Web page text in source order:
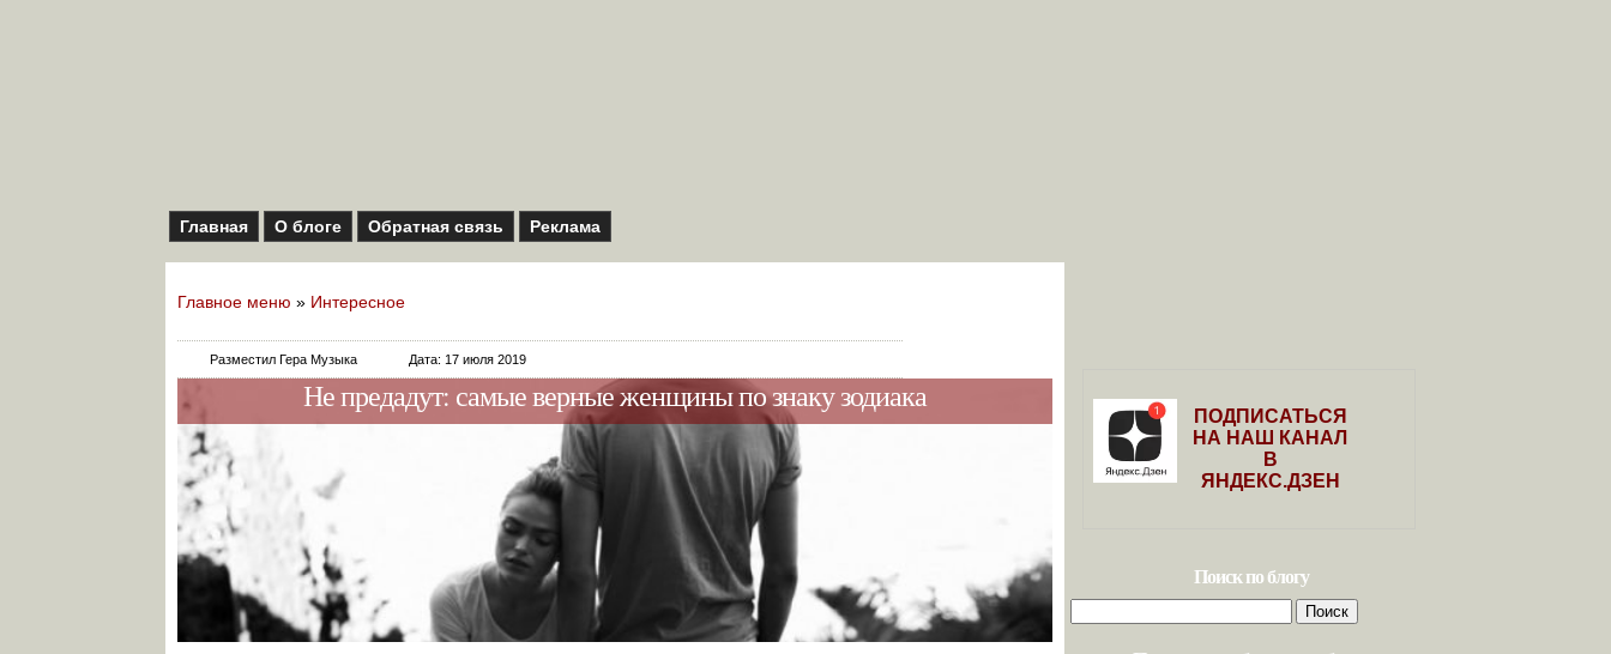
Главная О блоге Обратная связь Реклама
Главное меню » Интересное
Разместил Гера Музыка Дата: 17 июля 2019
Не предадут: самые верные женщины по знаку зодиака
ПОДПИСАТЬСЯ
НА НАШ КАНАЛ
В
ЯНДЕКС.ДЗЕН
Поиск по блогу
Найти: